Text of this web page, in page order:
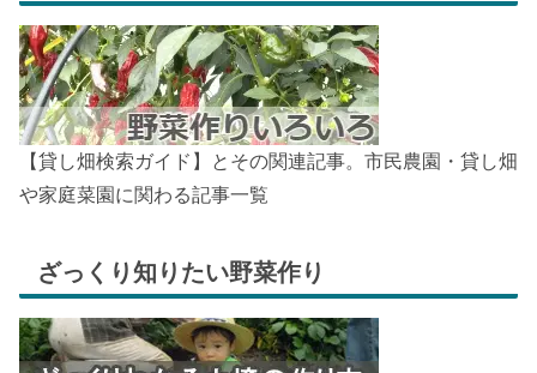
【貸し畑検索ガイド】とその関連記事。市民農園・貸し畑
や家庭菜園に関わる記事一覧
ざっくり知りたい野菜作り